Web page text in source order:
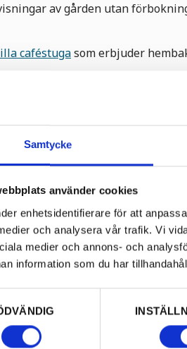
Samtycke
använder cookies
enhetsidentifierare för att
och analysera vår trafik. Vi
medier och annons- och
information som du har
av gården utan
caféstugasom erbjuder
tider varje dag: klockan 11.00
som växte upp i Värmland
1850.
av 1800-talets mest
känd som författare till bland
sångerna "Å jänta och jag"
tillsammans med Anders